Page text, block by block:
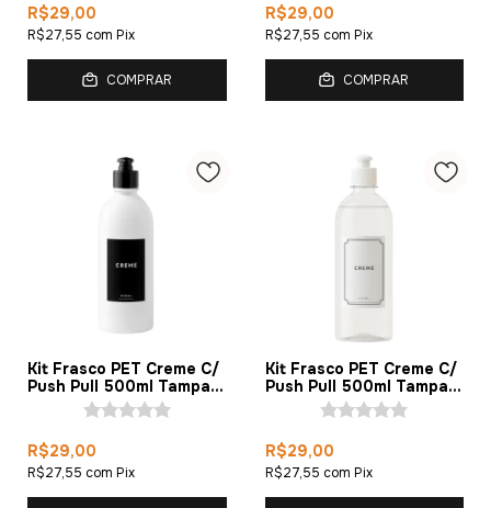
R$29,00
R$27,55 com Pix
COMPRAR
R$29,00
R$27,55 com Pix
COMPRAR
Kit Frasco PET Creme C/
Push Pull 500ml Tampa
Preta (3 Unidades)
R$29,00
R$27,55 com Pix
Kit Frasco PET Creme C/
Push Pull 500ml Tampa
Branca (3 Unidades)
R$29,00
R$27,55 com Pix